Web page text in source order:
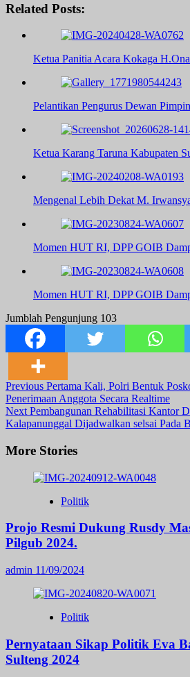
Related Posts:
Ketua Panitia Acara Kokaga
Pelantikan Pengurus Dewan
Ketua Karang Taruna Kabupaten
Mengenal Lebih Dekat M.
Momen HUT RI, DPP GOIB
Momen HUT RI, DPP GOIB
Jumblah Pengunjung 103
Post
Navigation
Previous Pertama Kali, Polri Bentuk
Penerimaan Anggota Secara Realtime
Next Pembangunan Rehabilitasi Kantor
Kalapanunggal Dijadwalkan selsai Pada
More Stories
Politik
Projo Resmi Dukung Rusdy
Pilgub 2024.
admin 11/09/2024
Politik
Pernyataan Sikap Politik Eva
Sulteng 2024